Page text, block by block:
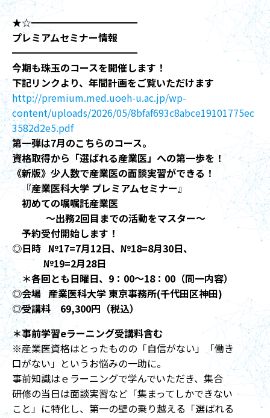
★☆━━━━━━━━━━━
プレミアムセミナー情報
━━━━━━━━━━━━━
今期も珠玉のコースを開催します！
下記リンクより、年間計画をご覧いただけます
http://premium.med.uoeh-u.ac.jp/wp-
content/uploads/2026/05/8bfaf693c8abce19101775ec
3582d2e5.pdf
第一弾は7月のこちらのコース。
資格取得から「選ばれる産業医」への第一歩を！
《新版》少人数で産業医の面談実習ができる！
『産業医科大学 プレミアムセミナー』
初めての嘱嘱託産業医
～出務2回目までの活動をマスター～
予約受付開始します！
◎日時 №17=7月12日、№18=8月30日、
№19=2月28日
＊各回とも日曜日、9：00～18：00（同一内容）
◎会場 産業医科大学 東京事務所(千代田区神田)
◎受講料 69,300円（税込）
＊事前学習eラーニング受講料含む
※産業医資格はとったものの「自信がない」「働き
口がない」というお悩みの一助に。
事前知識はｅラーニングで学んでいただき、集合
研修の当日は面談実習など「集まってしかできない
こと」に特化し、第一の壁の乗り越える「選ばれる